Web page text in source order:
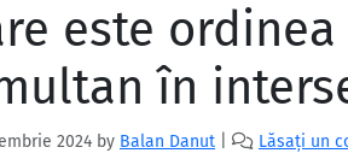
este
în
2024 by Balan Danut Lăsați un